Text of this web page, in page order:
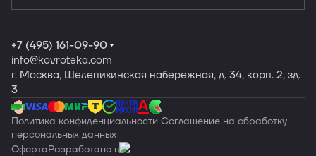
+7 (495) 161-09-90
info@kovroteka.com
г. Москва, Шелепихинская набережная, д. 34, корп. 2, зд.
3
Политика конфиденциальности Соглашение на обработку
персональных данных
ОфертаРазработано в